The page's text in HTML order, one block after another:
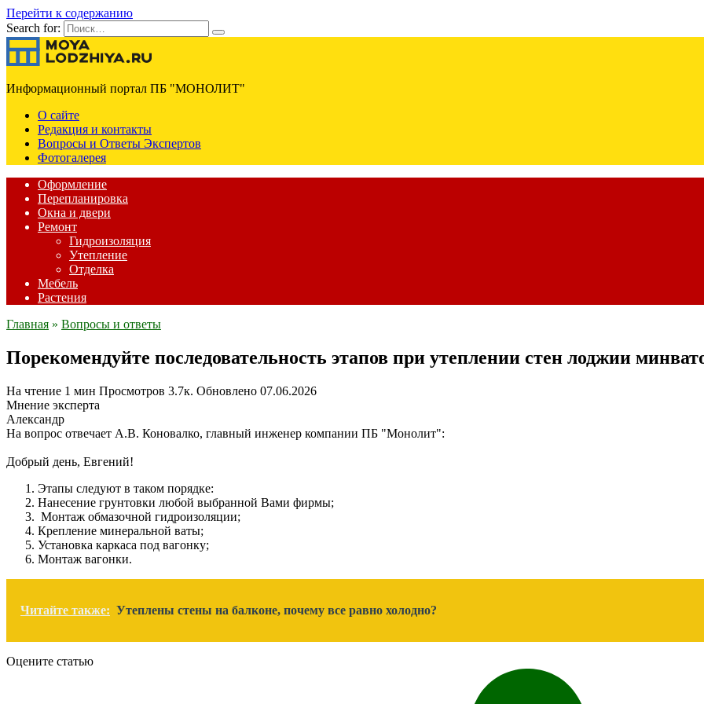
Перейти к содержанию
Search for:
Информационный портал ПБ "МОНОЛИТ"
О сайте
Редакция и контакты
Вопросы и Ответы Экспертов
Фотогалерея
Оформление
Перепланировка
Окна и двери
Ремонт
Гидроизоляция
Утепление
Отделка
Мебель
Растения
Главная » Вопросы и ответы
Порекомендуйте последовательность этапов при утеплении стен лоджии
На чтение 1 мин Просмотров 3.7к. Обновлено 07.06.2026
Мнение эксперта
Александр
На вопрос отвечает А.В. Коновалко, главный инженер компании ПБ "Монолит":
Добрый день, Евгений!
Этапы следуют в таком порядке:
Нанесение грунтовки любой выбранной Вами фирмы;
Монтаж обмазочной гидроизоляции;
Крепление минеральной ваты;
Установка каркаса под вагонку;
Монтаж вагонки.
Читайте также: Утеплены стены на балконе, почему все равно холодно?
Оцените статью